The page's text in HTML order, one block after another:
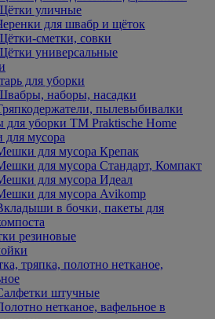
уличные
для швабр и щёток
сметки, совки
универсальные
для уборки
наборы, насадки
пылевыбивалки
для уборки ТМ Praktische Home
мусора
для мусора Крепак
для мусора Стандарт, Компакт
для мусора Идеал
для мусора Avikomp
в бочки, пакеты для
резиновые
тряпка, полотно нетканое,
штучные
нетканое, вафельное в